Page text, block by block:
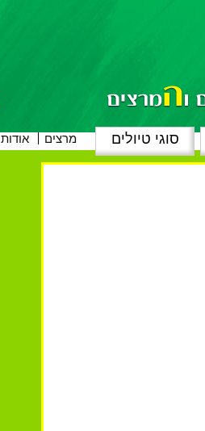
סוגי טיולים
Skip
to
content
מרצים אודות